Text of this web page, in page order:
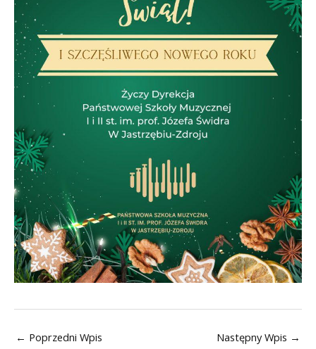
← Poprzedni Wpis Następny Wpis →